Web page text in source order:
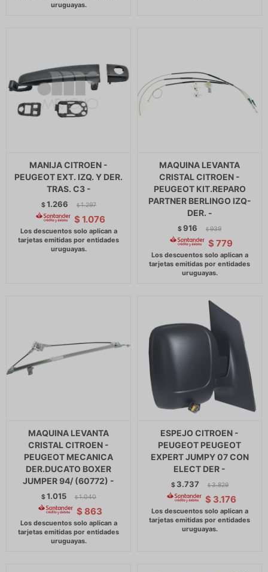
MANIJA CITROEN -
PEUGEOT EXT. IZQ. Y DER.
TRAS. C3 -
$1.266 $ 1.297
$ 1.076
MAQUINA LEVANTA
CRISTAL CITROEN -
PEUGEOT KIT.REPARO
PARTNER BERLINGO IZQ-
DER. -
$916 $ 939
$ 779
MAQUINA LEVANTA
CRISTAL CITROEN -
PEUGEOT MECANICA
DER.DUCATO BOXER
JUMPER 94/ (60772) -
$1.015 $ 1.040
$ 863
ESPEJO CITROEN -
PEUGEOT PEUGEOT
EXPERT JUMPY 07 CON
ELECT DER -
$ 3.737 $ 3.829
$ 3.176